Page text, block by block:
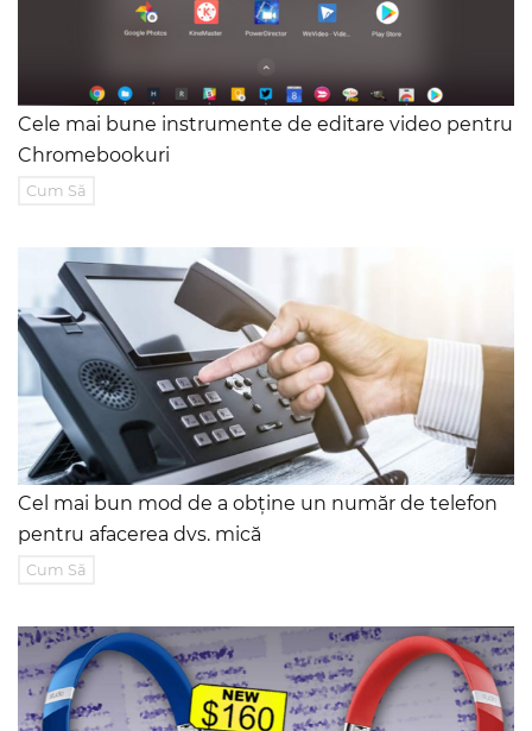
Cele mai bune instrumente de editare video pentru
Chromebookuri
Cum Să
Cel mai bun mod de a obține un număr de telefon
pentru afacerea dvs. mică
Cum Să